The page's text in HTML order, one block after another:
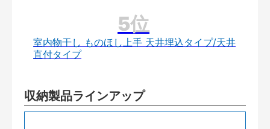
室内物干し ものほし上手 天井埋込タイプ/天井
直付タイプ
収納製品ラインアップ